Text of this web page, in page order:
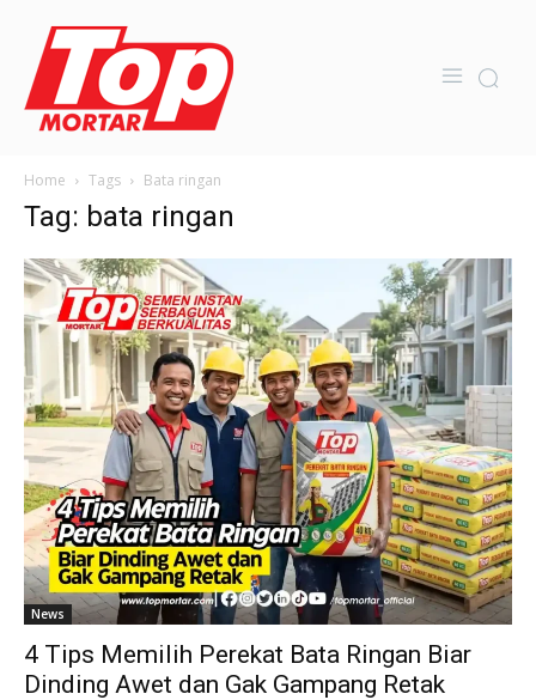
Home Tags Bata ringan
Tag: bata ringan
News
4 Tips Memilih Perekat Bata Ringan Biar
Dinding Awet dan Gak Gampang Retak